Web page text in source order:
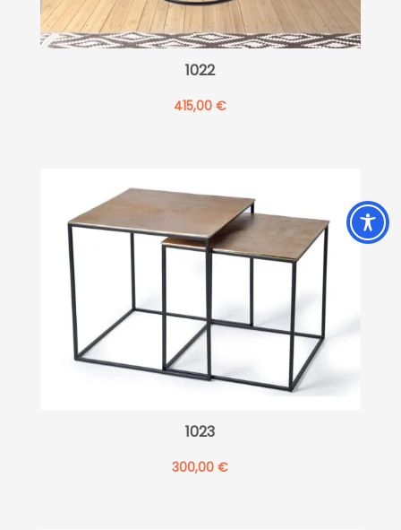
1022
415,00€
1023
300,00€